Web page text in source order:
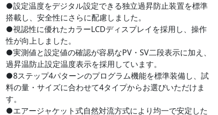
●設定温度をデジタル設定できる独立過昇防止装置を標準
搭載し、安全性にさらに配慮しました。
●視認性に優れたカラーLCDディスプレイを採用し、操作
性が向上しました。
●実測値と設定値の確認が容易なPV・SV二段表示に加え、
過昇温防止設定温度表示を採用しています。
●8ステップ4パターンのプログラム機能を標準装備し、試
料の量・サイズに合わせて4タイプからお選びいただけま
す。
●エアージャケット式自然対流方式により均一で安定した